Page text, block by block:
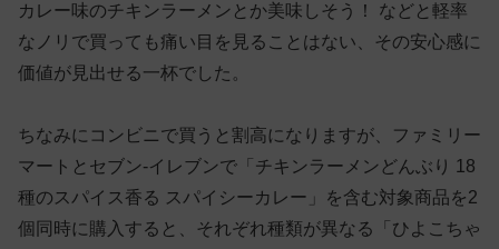
カレー味のチキンラーメンとか美味しそう！ などと軽率
なノリで買っても痛い目を見ることはない、その安心感に
価値が見出せる一杯でした。
ちなみにコンビニで買うと割高になりますが、ファミリー
マートとセブン-イレブンで「チキンラーメンどんぶり 18
種のスパイス香る スパイシーカレー」を含む対象商品を2
個同時に購入すると、それぞれ種類が異なる「ひよこちゃ